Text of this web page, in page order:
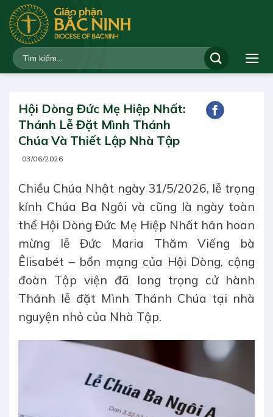
qua
dung
Hội Dòng Đức Mẹ Hiệp Nhất:
Thánh Lễ Đặt Mình Thánh
Chúa Và Thiết Lập Nhà Tập
03/06/2026
Chiều Chúa Nhật ngày 31/5/2026, lễ trọng
kính Chúa Ba Ngôi và cũng là ngày toàn
thể Hội Dòng Đức Mẹ Hiệp Nhất hân hoan
mừng lễ Đức Maria Thăm Viếng bà
Êlisabét – bổn mạng của Hội Dòng, cộng
đoàn Tập viện đã long trọng cử hành
Thánh lễ đặt Mình Thánh Chúa tại nhà
nguyện nhỏ của Nhà Tập.